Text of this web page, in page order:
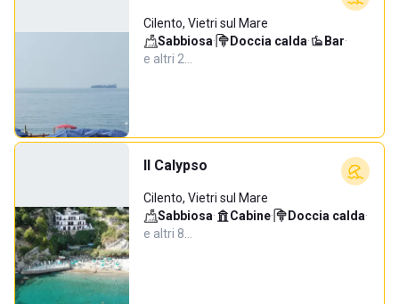
Cilento, Vietri sul Mare
Sabbiosa· Doccia calda· Bar·
e altri 2…
Il Calypso
Cilento, Vietri sul Mare
Sabbiosa· Cabine· Doccia calda·
e altri 8…